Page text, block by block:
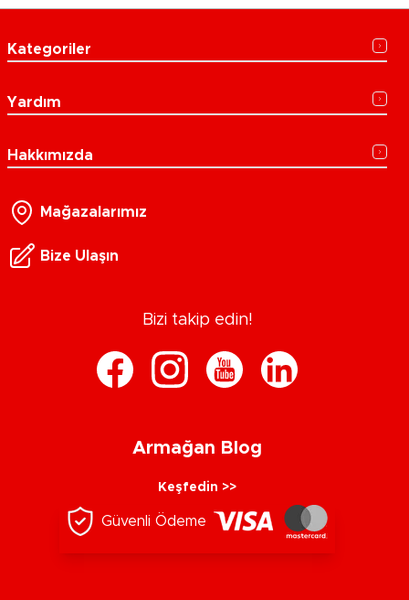
Kategoriler
Yardım
Hakkımızda
Mağazalarımız
Bize Ulaşın
Bizi takip edin!
Armağan Blog
Keşfedin >>
Güvenli Ödeme